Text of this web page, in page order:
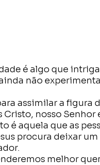
é algo que
não
assimilar a figura
nosso Senhor
é aquela que as
procura deixar
melhor